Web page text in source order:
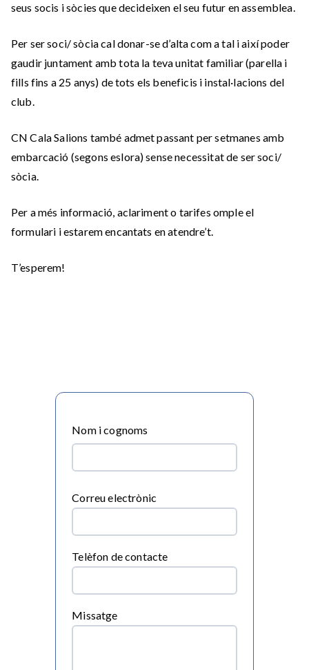
seus socis i sòcies que decideixen el seu futur en assemblea.
Per ser soci/ sòcia cal donar-se d’alta com a tal i així poder
gaudir juntament amb tota la teva unitat familiar (parella i
fills fins a 25 anys) de tots els beneficis i instal·lacions del
club.
CN Cala Salions també admet passant per setmanes amb
embarcació (segons eslora) sense necessitat de ser soci/
sòcia.
Per a més informació, aclariment o tarifes omple el
formulari i estarem encantats en atendre’t.
T’esperem!
Nom i cognoms
Correu electrònic
Telèfon de contacte
Missatge